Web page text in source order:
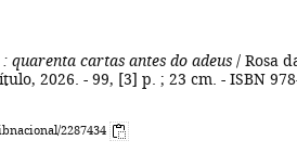
: quarenta cartas antes do adeus / Rosa
2026. - 99, [3] p. ; 23 cm. - ISBN
2287434